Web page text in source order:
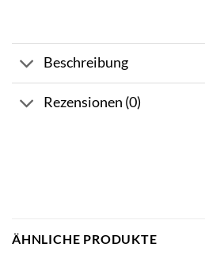
Beschreibung
Rezensionen (0)
ÄHNLICHE PRODUKTE